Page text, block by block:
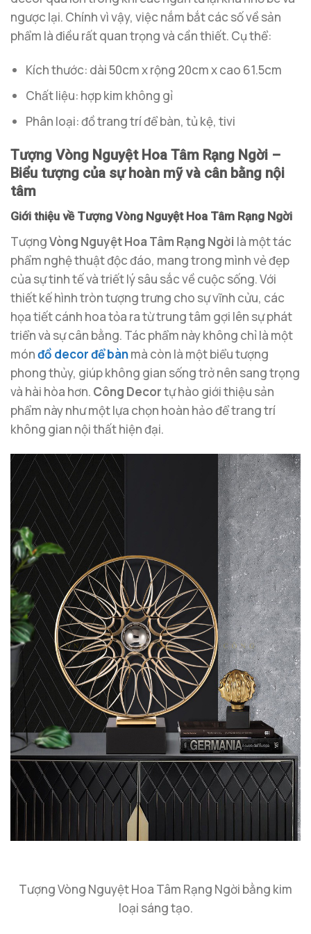
ngược lại. Chính vì vậy, việc nắm bắt các số về sản
phẩm là điều rất quan trọng và cần thiết. Cụ thể:
Kích thước: dài 50cm x rộng 20cm x cao 61.5cm
Chất liệu: hợp kim không gỉ
Phân loại: đồ trang trí để bàn, tủ kệ, tivi
Tượng Vòng Nguyệt Hoa Tâm Rạng Ngời –
Biểu tượng của sự hoàn mỹ và cân bằng nội
tâm
Giới thiệu về Tượng Vòng Nguyệt Hoa Tâm Rạng Ngời
TượngVòng Nguyệt Hoa Tâm Rạng Ngời là một tác
phẩm nghệ thuật độc đáo, mang trong mình vẻ đẹp
của sự tinh tế và triết lý sâu sắc về cuộc sống. Với
thiết kế hình tròn tượng trưng cho sự vĩnh cửu, các
họa tiết cánh hoa tỏa ra từ trung tâm gợi lên sự phát
triển và sự cân bằng. Tác phẩm này không chỉ là một
mónđồ decor để bànmà còn là một biểu tượng
phong thủy, giúp không gian sống trở nên sang trọng
và hài hòa hơn. Công Decortự hào giới thiệu sản
phẩm này như một lựa chọn hoàn hảo để trang trí
không gian nội thất hiện đại.
Tượng Vòng Nguyệt Hoa Tâm Rạng Ngời bằng kim
loại sáng tạo.